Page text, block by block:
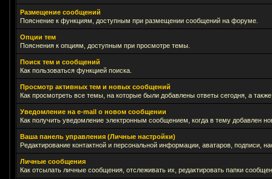
Размещение сообщений
Пояснение к функциям, доступным при размещении сообщений на форуме.
Опции тем
Пояснения к опциям, доступным при просмотре темы.
Поиск тем и сообщений
Как пользоваться функцией поиска.
Просмотр активных тем и новых сообщений
Как просмотреть все темы, на которые были добавлены ответы сегодня, а
Уведомление на е-mail о новом сообщении
Как получить уведомление электронным сообщением, когда в тему добавлен
Ваша панель управления (Личные настройки)
Редактирование контактной и персональной информации, аватаров, подписи,
Личные сообщения
Как отсылать личные сообщения, отслеживать их, редактировать папки